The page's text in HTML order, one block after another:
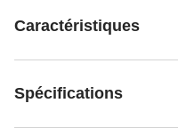
Caractéristiques
Spécifications